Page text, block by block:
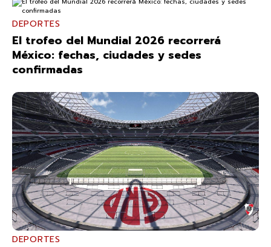
DEPORTES
El trofeo del Mundial 2026 recorrerá
México: fechas, ciudades y sedes
confirmadas
DEPORTES